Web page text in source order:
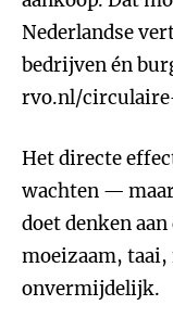
Nederlandse
bedrijven én
rvo.nl/
Het directe
wachten —
doet denken
moeizaam,
onvermijdelijk.